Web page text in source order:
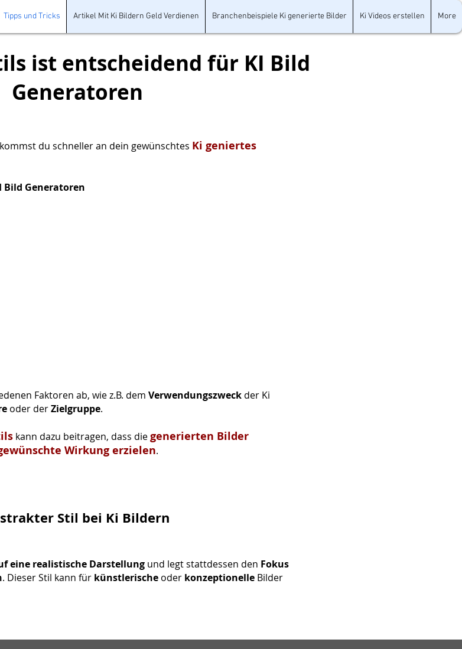
Tipps und Tricks Artikel Mit Ki Bildern Geld Verdienen Branchenbeispiele Ki generierte Bilder Ki Videos erstellen More
ist entscheidend für KI Bild
Generatoren
kommst du schneller an dein gewünschtes Ki geniertes
Bild Generatoren
Faktoren ab, wie z.B. dem Verwendungszweck der Ki
oder derZielgruppe.
kann dazu beitragen, dass diegenerierten Bilder
Wirkung erzielen.
Stil bei Ki Bildern
eine realistische Darstellung und legt stattdessen den Fokus
. Dieser Stil kann für künstlerische oder konzeptionelle Bilder